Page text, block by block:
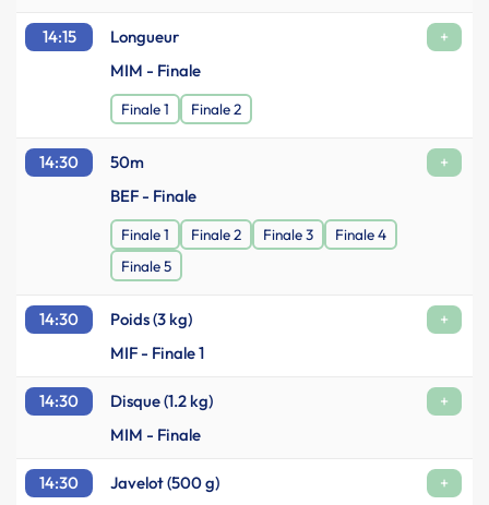
14:15 Longueur
+
MIM - Finale
Finale 1 Finale 2
14:30 50m
+
BEF - Finale
Finale 1 Finale 2 Finale 3
Finale 4
Finale 5
14:30 Poids (3 kg)
+
MIF - Finale 1
14:30 Disque (1.2 kg)
+
MIM - Finale
14:30 Javelot (500 g)
+